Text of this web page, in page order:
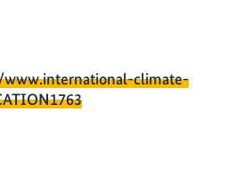
climate-